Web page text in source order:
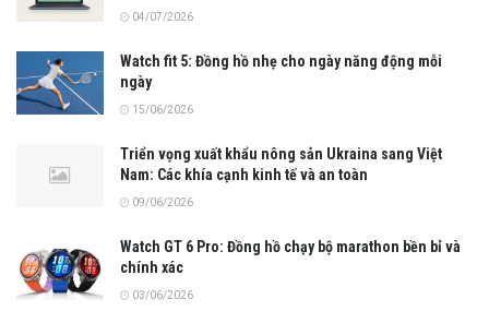
04/07/2026
Watch fit 5: Đồng hồ nhẹ cho ngày năng động mỗi
ngày
15/06/2026
Triển vọng xuất khẩu nông sản Ukraina sang Việt
Nam: Các khía cạnh kinh tế và an toàn
09/06/2026
Watch GT 6 Pro: Đồng hồ chạy bộ marathon bền bỉ và
chính xác
03/06/2026